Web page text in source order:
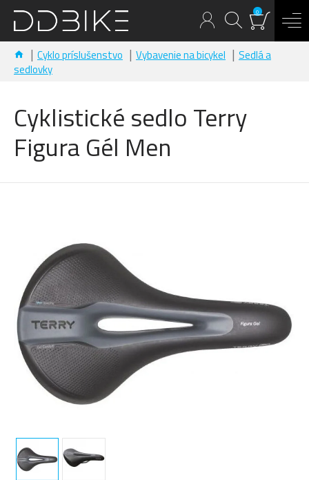
0
Cyklo príslušenstvo Vybavenie na bicykel
Sedlá a
sedlovky
Cyklistické sedlo Terry
Figura Gél Men